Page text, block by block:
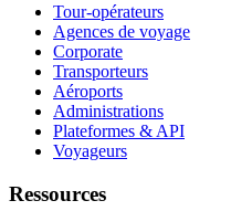
Tour-opérateurs
Agences de voyage
Corporate
Transporteurs
Aéroports
Administrations
Plateformes & API
Voyageurs
Ressources